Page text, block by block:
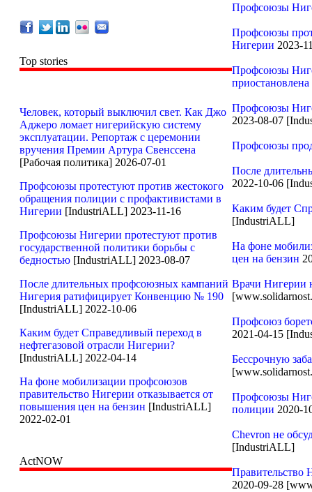
Top stories
Человек, который выключил свет. Как Джо
Аджеро ломает нигерийскую систему
эксплуатации. Репортаж с церемонии
вручения Премии Артура Свенссена
[Рабочая политика] 2026-07-01
Профсоюзы протестуют против жестокого
обращения полиции с профактивистами в
Нигерии [IndustriALL] 2023-11-16
Профсоюзы Нигерии протестуют против
государственной политики борьбы с
бедностью [IndustriALL] 2023-08-07
После длительных профсоюзных кампаний
Нигерия ратифицирует Конвенцию № 190
[IndustriALL] 2022-10-06
Каким будет Справедливый переход в
нефтегазовой отрасли Нигерии?
[IndustriALL] 2022-04-14
На фоне мобилизации профсоюзов
правительство Нигерии отказывается от
повышения цен на бензин [IndustriALL]
2022-02-01
ActNOW
Профсоюзы
Профсоюзы
Нигерии 2023-
Профсоюзы
приостановлена
Профсоюзы
2023-08-07
Профсоюзы
После
2022-10-06
Каким будет
[IndustriALL]
На фоне
цен на бензин
Врачи Нигерии
Профсоюз
2021-04-15
Бессрочную
Профсоюзы
полиции 2020-
Chevron не
[IndustriALL]
Правительство
2020-09-28